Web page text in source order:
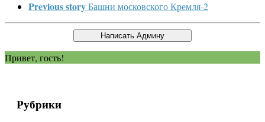
Previous storyБашни московского Кремля-2
Привет, гость!
Рубрики